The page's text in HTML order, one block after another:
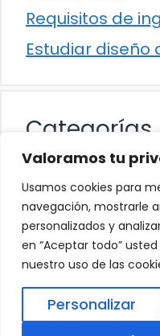
Valoramos tu
Usamos cookies para
navegación, mostrarle
personalizados y
en “Aceptar todo”
nuestro uso de las
Personalizar
Requisitos de
Estudiar diseño
Categorías
Cultura
Educación
Eventos
Trabajo
Política de